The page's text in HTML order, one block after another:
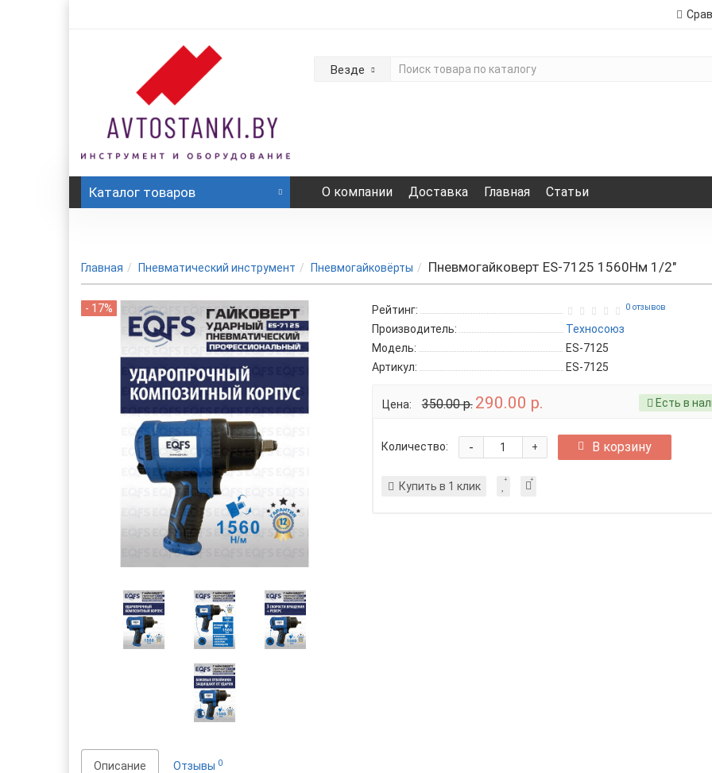
Везде
Каталог товаров О компании Доставка Главная Статьи
Главная Пневматический инструмент Пневмогайковёрты Пневмогайковерт ES-7125 1560Нм 1/2"
- 17% Рейтинг: 0 отзывов
Производитель:
Техносоюз
Модель:
ES-7125
Артикул:
ES-7125
Цена: 350.00 р. 290.00 р. Есть в
Количество: +
- В корзину
Купить в 1 клик
Описание Отзывы 0